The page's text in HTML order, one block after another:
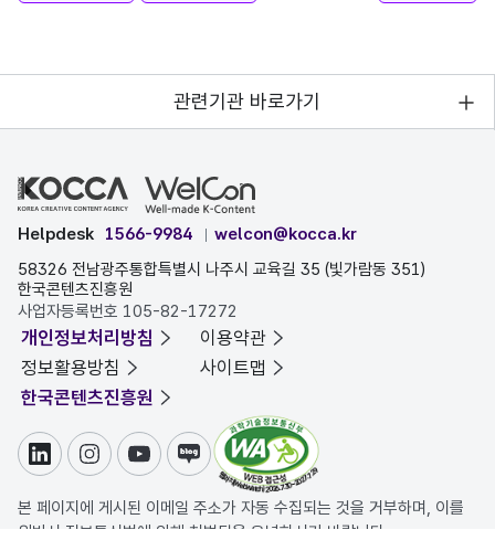
관련기관 바로가기
Helpdesk 1566-9984
welcon@kocca.kr
58326 전남광주통합특별시 나주시 교육길 35 (빛가람동 351)
한국콘텐츠진흥원
사업자등록번호 105-82-17272
개인정보처리방침
이용약관
정보활용방침
사이트맵
한국콘텐츠진흥원
링크드인인스타그램
유튜브블로그
본 페이지에 게시된 이메일 주소가 자동 수집되는 것을 거부하며, 이를
위반시 정보통신법에 의해 처벌됨을 유념하시기 바랍니다.